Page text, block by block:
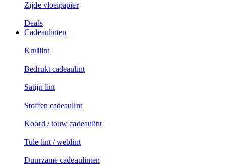
Zijde vloeipapier
Deals
Cadeaulinten
Krullint
Bedrukt cadeaulint
Satijn lint
Stoffen cadeaulint
Koord / touw cadeaulint
Tule lint / weblint
Duurzame cadeaulinten